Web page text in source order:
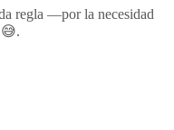
regla —por la necesidad
😅.